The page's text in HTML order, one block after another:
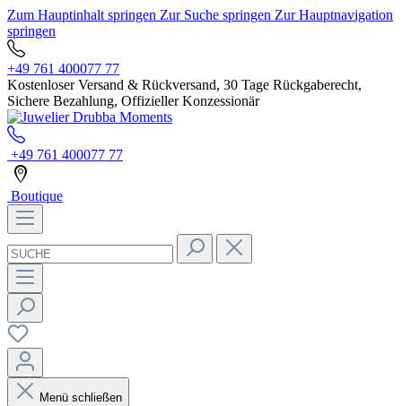
Zum Hauptinhalt springen Zur Suche springen Zur Hauptnavigation
springen
+49 761 400077 77
Kostenloser Versand & Rückversand, 30 Tage Rückgaberecht,
Sichere Bezahlung, Offizieller Konzessionär
+49 761 400077 77
Boutique
Menü schließen